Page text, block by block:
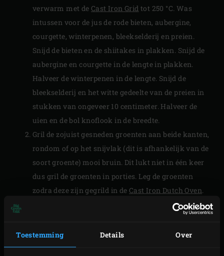
Toestemming Details Over
verwarm met deCast Iron Grid tot 250 °C. Was
intussen voor de jus de rode bieten, aubergine,
courgette, winterpenen, bleekselderij en preien.
Snijd de bieten en de shiitakes in plakken. Snijd de
aubergine en courgette in de lengte in plakken.
Halveer de winterpenen in de lengte. Snijd de
bleekselderij en het witte gedeelte van de preien in
stukken van ongeveer 10 centimeter. Halveer de
uien en de bol knoflook in de breedte.
Gril de zojuist gesneden groenten aan beide kanten,
rondom of op het snijvlak (dit is afhankelijk van de
soort groente) mooi bruin. Dit lukt niet in één keer
dus gril de groenten in porties. Leg de groenten
zodra deze zijn gegrild in de Cast Iron Dutch Oven.
Sluit na iedere handeling de deksel van de EGG.
Cast Iron
Grid Lifter
uit de EGG en leg het
Stainless Steel Grid
Breng de temperatuur van de EGG terug naar 180 °C.